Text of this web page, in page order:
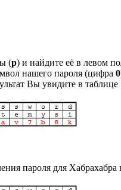
(p) и найдите её в левом
нашего пароля (цифра 0
Вы увидите в таблице
пароля для